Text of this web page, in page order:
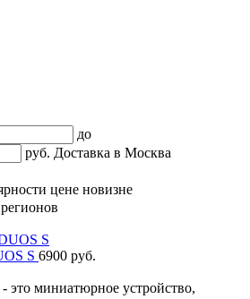
до
руб. Доставка в Москва
цене новизне
S 6900 руб.
это миниатюрное устройство,